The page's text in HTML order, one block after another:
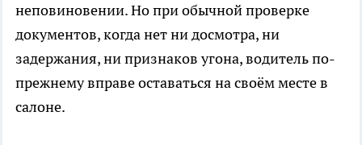
неповиновении. Но при обычной проверке
документов, когда нет ни досмотра, ни
задержания, ни признаков угона, водитель по-
прежнему вправе оставаться на своём месте в
салоне.